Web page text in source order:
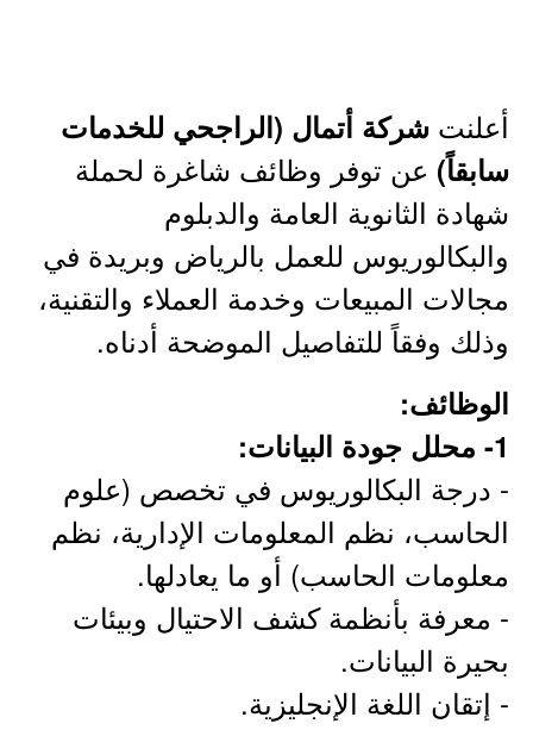
أعلنت شركة أتمال (الراجحي للخدمات
سابقاً) عن توفر وظائف شاغرة لحملة
شهادة الثانوية العامة والدبلوم
والبكالوريوس للعمل بالرياض وبريدة في
مجالات المبيعات وخدمة العملاء والتقنية،
وذلك وفقاً للتفاصيل الموضحة أدناه.
الوظائف:
1- محلل جودة البيانات:
- درجة البكالوريوس في تخصص (علوم
الحاسب، نظم المعلومات الإدارية، نظم
معلومات الحاسب) أو ما يعادلها.
- معرفة بأنظمة كشف الاحتيال وبيئات
بحيرة البيانات.
- إتقان اللغة الإنجليزية.